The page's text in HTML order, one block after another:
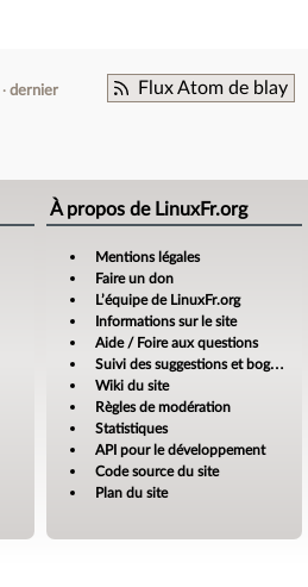
Flux Atom de blay
dernier
À propos de LinuxFr.org
Mentions légales
Faire un don
L’équipe de LinuxFr.org
Informations sur le site
Aide / Foire aux questions
Suivi des suggestions et bogues
Wiki du site
Règles de modération
Statistiques
API pour le développement
Code source du site
Plan du site